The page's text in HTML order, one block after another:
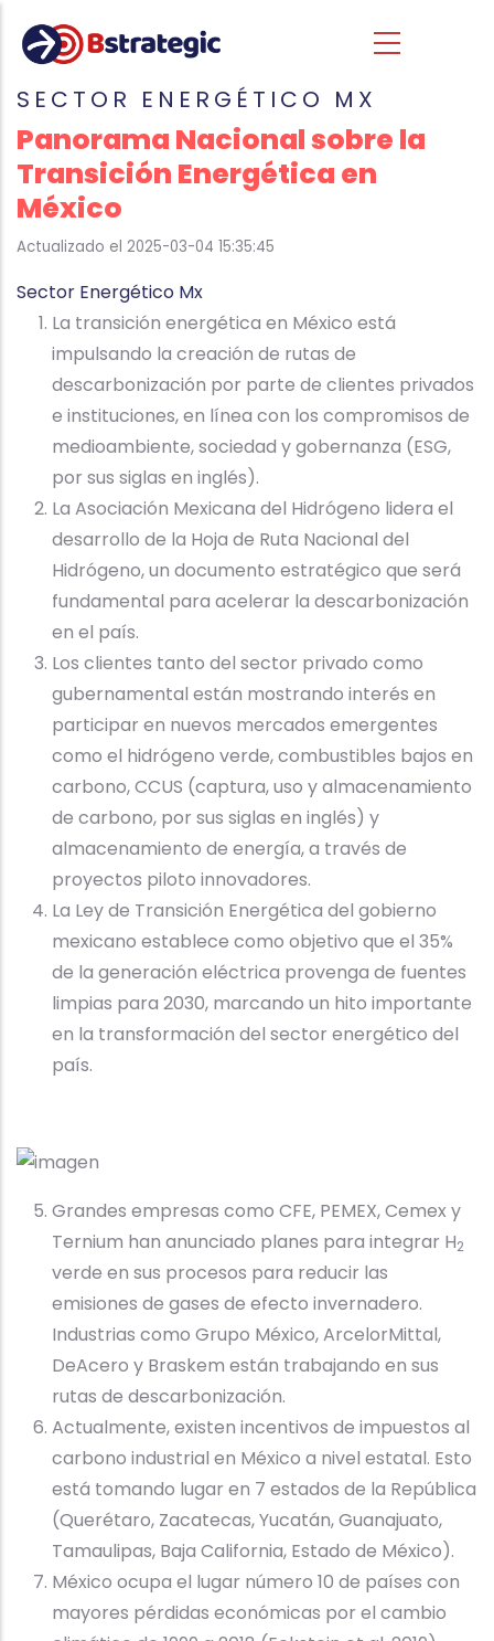
SECTOR ENERGÉTICO MX
Panorama Nacional sobre la
Transición Energética en
México
Actualizado el 2025-03-04 15:35:45
Sector Energético Mx
La transición energética en México está
impulsando la creación de rutas de
descarbonización por parte de clientes privados
e instituciones, en línea con los compromisos de
medioambiente, sociedad y gobernanza (ESG,
por sus siglas en inglés).
La Asociación Mexicana del Hidrógeno lidera el
desarrollo de la Hoja de Ruta Nacional del
Hidrógeno, un documento estratégico que será
fundamental para acelerar la descarbonización
en el país.
Los clientes tanto del sector privado como
gubernamental están mostrando interés en
participar en nuevos mercados emergentes
como el hidrógeno verde, combustibles bajos en
carbono, CCUS (captura, uso y almacenamiento
de carbono, por sus siglas en inglés) y
almacenamiento de energía, a través de
proyectos piloto innovadores.
La Ley de Transición Energética del gobierno
mexicano establece como objetivo que el 35%
de la generación eléctrica provenga de fuentes
limpias para 2030, marcando un hito importante
en la transformación del sector energético del
país.
Grandes empresas como CFE, PEMEX, Cemex y
Ternium han anunciado planes para integrar H2
verde en sus procesos para reducir las
emisiones de gases de efecto invernadero.
Industrias como Grupo México, ArcelorMittal,
DeAcero y Braskem están trabajando en sus
rutas de descarbonización.
Actualmente, existen incentivos de impuestos al
carbono industrial en México a nivel estatal. Esto
está tomando lugar en 7 estados de la República
(Querétaro, Zacatecas, Yucatán, Guanajuato,
Tamaulipas, Baja California, Estado de México).
México ocupa el lugar número 10 de países con
mayores pérdidas económicas por el cambio